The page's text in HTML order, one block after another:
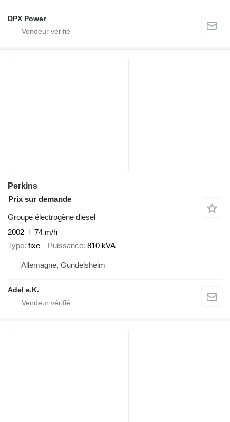
DPX Power
Perkins
Prix sur demande
Groupe électrogène diesel
2002
74 m/h
Type fixe Puissance 810 kVA
Allemagne, Gundelsheim
Adel e.K.